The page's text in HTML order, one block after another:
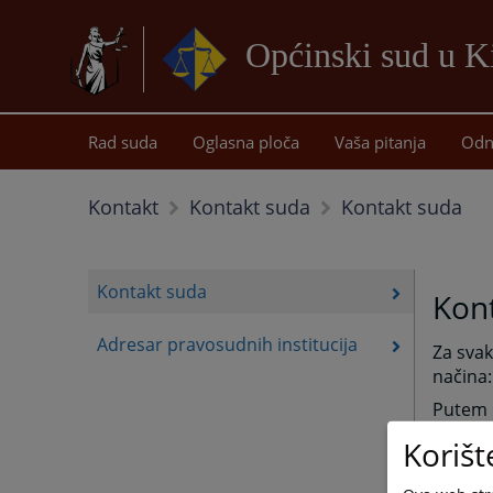
Općinski sud u
Rad suda Oglasna ploča Vaša pitanja
Kontakt Kontakt suda Kontakt suda
Kontakt suda
Adresar pravosudnih institucija
Za
načina:
Putem
Žrtava